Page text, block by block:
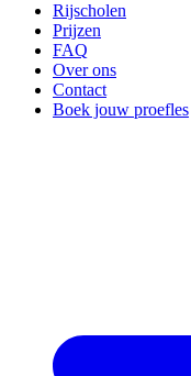
Rijscholen
Prijzen
FAQ
Over ons
Contact
Boek jouw proefles